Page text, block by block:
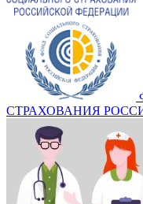
СТРАХОВАНИЯ